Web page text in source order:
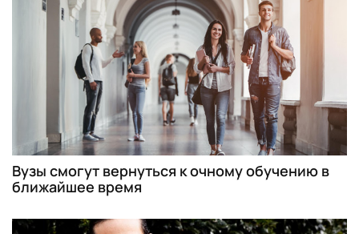
Вузы смогут вернуться к очному обучению в
ближайшее время